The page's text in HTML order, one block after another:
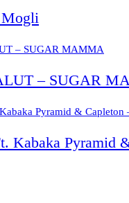
Mogli
– SUGAR
Kabaka Pyramid